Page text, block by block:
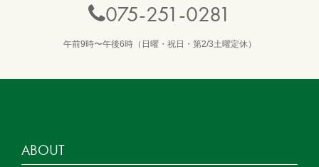
075-251-0281
午前9時〜午後6時（日曜・祝日・第2/3土曜定休）
ABOUT